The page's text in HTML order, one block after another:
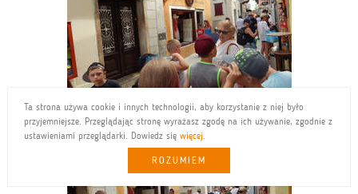
Ta strona używa cookie i innych technologii, aby korzystanie z niej było
przyjemniejsze. Przeglądając stronę wyrażasz zgodę na ich używanie, zgodnie z
ustawieniami przeglądarki. Dowiedz się więcej.
ROZUMIEM